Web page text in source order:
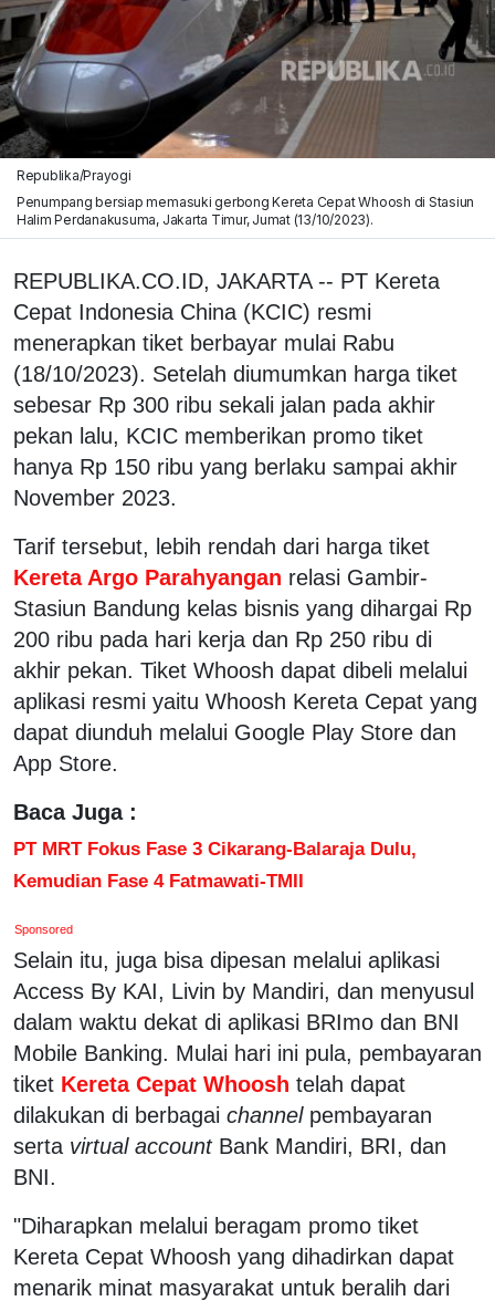
Republika/Prayogi
Penumpang bersiap memasuki gerbong Kereta Cepat Whoosh di Stasiun
Halim Perdanakusuma, Jakarta Timur, Jumat (13/10/2023).
REPUBLIKA.CO.ID, JAKARTA -- PT Kereta
Cepat Indonesia China (KCIC) resmi
menerapkan tiket berbayar mulai Rabu
(18/10/2023). Setelah diumumkan harga tiket
sebesar Rp 300 ribu sekali jalan pada akhir
pekan lalu, KCIC memberikan promo tiket
hanya Rp 150 ribu yang berlaku sampai akhir
November 2023.
Tarif tersebut, lebih rendah dari harga tiket
Kereta Argo Parahyangan relasi Gambir-
Stasiun Bandung kelas bisnis yang dihargai Rp
200 ribu pada hari kerja dan Rp 250 ribu di
akhir pekan. Tiket Whoosh dapat dibeli melalui
aplikasi resmi yaitu Whoosh Kereta Cepat yang
dapat diunduh melalui Google Play Store dan
App Store.
Baca Juga :
PT MRT Fokus Fase 3 Cikarang-Balaraja Dulu,
Kemudian Fase 4 Fatmawati-TMII
Sponsored
Selain itu, juga bisa dipesan melalui aplikasi
Access By KAI, Livin by Mandiri, dan menyusul
dalam waktu dekat di aplikasi BRImo dan BNI
Mobile Banking. Mulai hari ini pula, pembayaran
tiket Kereta Cepat Whoosh telah dapat
dilakukan di berbagai channelpembayaran
serta virtual accountBank Mandiri, BRI, dan
BNI.
"Diharapkan melalui beragam promo tiket
Kereta Cepat Whoosh yang dihadirkan dapat
menarik minat masyarakat untuk beralih dari